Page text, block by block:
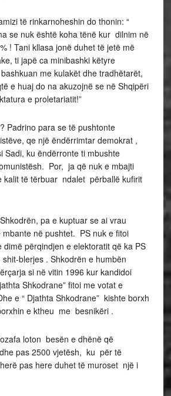
të rinkarnoheshin do thonin: “
se nuk është koha tënë kur dilnim në
! Tani kllasa jonë duhet të jetë më
ti japë ca minibashki këtyre
me kulakët dhe tradhëtarët,
e huaj do na akuzojnë se në Shqipëri
e proletariatit!”
Padrino para se të pushtonte
qe një ëndërrimtar demokrat ,
Sadi, ku ëndërronte ti mbushte
Por, ja që nuk e mbajti
kalit të tërbuar ndalet përballë kufirit
pa e kuptuar se ai vrau
në pushtet. PS nuk e fitoi
përqindjen e elektoratit që ka PS
blerjes . Shkodrën e humbën
si në vitin 1996 kur kandidoi
Shkodrane” fitoi me votat e
e “ Djathta Shkodrane” kishte borxh
e ktheu me besnikëri .
loton besën e dhënë që
pas 2500 vjetësh, ku për të
pas here duhet të muroset një i